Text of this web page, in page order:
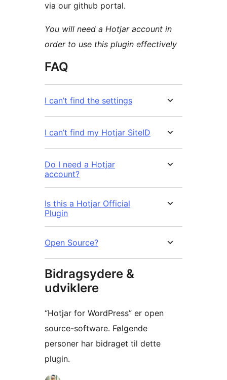
via our github portal.
You will need a Hotjar account in
order to use this plugin effectively
FAQ
I can’t find the settings
I can’t find my Hotjar SiteID
Do I need a Hotjar
account?
Is this a Hotjar Official
Plugin
Open Source?
Bidragsydere &
udviklere
“Hotjar for WordPress” er open
source-software. Følgende
personer har bidraget til dette
plugin.